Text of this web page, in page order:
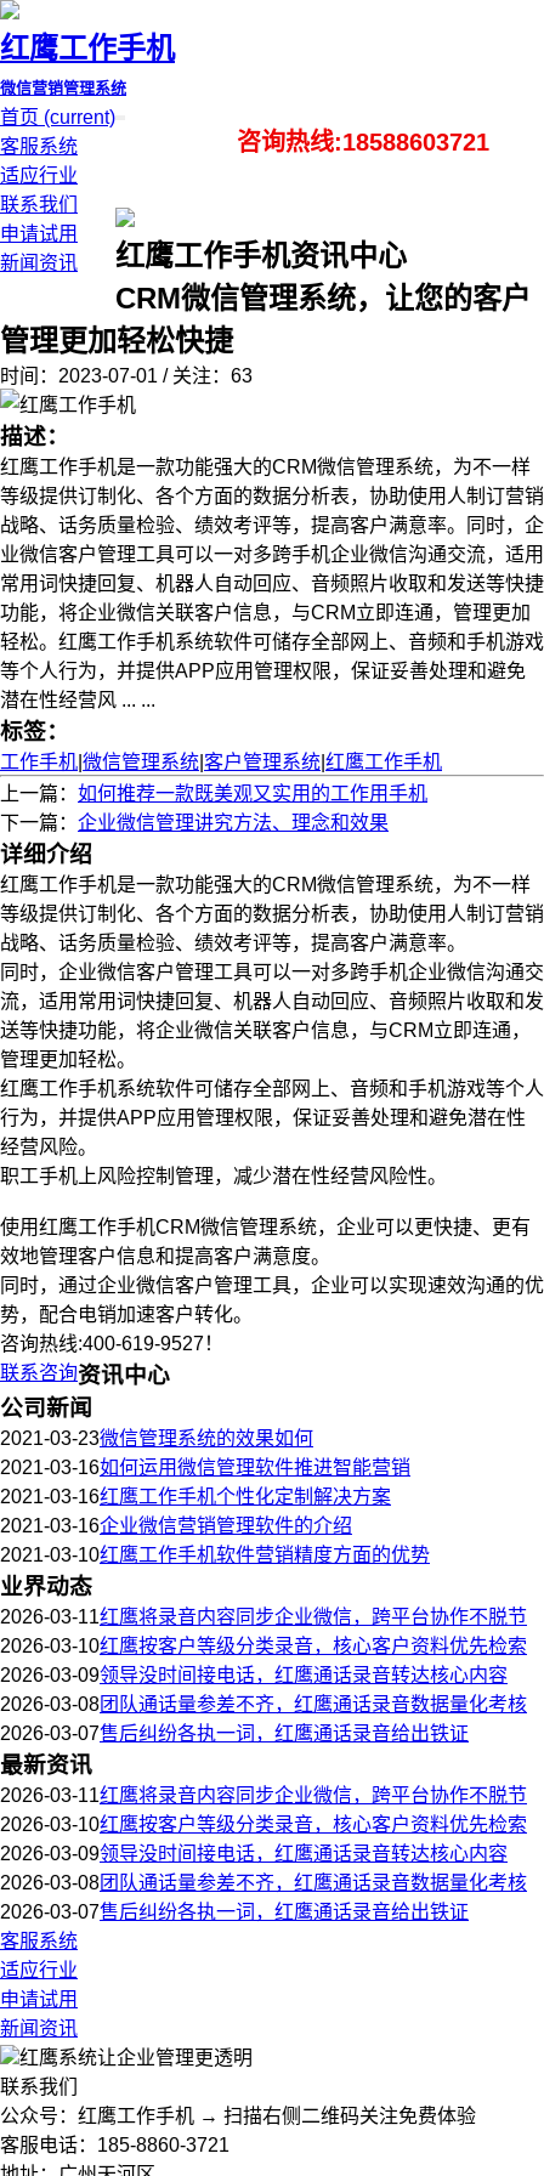
红鹰工作手机
微信营销管理系统
首页 (current)
客服系统
适应行业
联系我们
申请试用
新闻资讯
咨询热线:18588603721
红鹰工作手机资讯中心
CRM微信管理系统，让您的客户
管理更加轻松快捷
时间：2023-07-01 / 关注：63
描述：
红鹰工作手机是一款功能强大的CRM微信管理系统，为不一样
等级提供订制化、各个方面的数据分析表，协助使用人制订营销
战略、话务质量检验、绩效考评等，提高客户满意率。同时，企
业微信客户管理工具可以一对多跨手机企业微信沟通交流，适用
常用词快捷回复、机器人自动回应、音频照片收取和发送等快捷
功能，将企业微信关联客户信息，与CRM立即连通，管理更加
轻松。红鹰工作手机系统软件可储存全部网上、音频和手机游戏
等个人行为，并提供APP应用管理权限，保证妥善处理和避免
潜在性经营风 ... ...
标签：
工作手机 微信管理系统 客户管理系统 红鹰工作手机
上一篇： 如何推荐一款既美观又实用的工作用手机
下一篇： 企业微信管理讲究方法、理念和效果
详细介绍
红鹰工作手机是一款功能强大的CRM微信管理系统，为不一样
等级提供订制化、各个方面的数据分析表，协助使用人制订营销
战略、话务质量检验、绩效考评等，提高客户满意率。
同时，企业微信客户管理工具可以一对多跨手机企业微信沟通交
流，适用常用词快捷回复、机器人自动回应、音频照片收取和发
送等快捷功能，将企业微信关联客户信息，与CRM立即连通，
管理更加轻松。
红鹰工作手机系统软件可储存全部网上、音频和手机游戏等个人
行为，并提供APP应用管理权限，保证妥善处理和避免潜在性
经营风险。
职工手机上风险控制管理，减少潜在性经营风险性。
使用红鹰工作手机CRM微信管理系统，企业可以更快捷、更有
效地管理客户信息和提高客户满意度。
同时，通过企业微信客户管理工具，企业可以实现速效沟通的优
势，配合电销加速客户转化。
咨询热线:400-619-9527！
联系咨询资讯中心
公司新闻
2021-03-23微信管理系统的效果如何
2021-03-16如何运用微信管理软件推进智能营销
2021-03-16红鹰工作手机个性化定制解决方案
2021-03-16企业微信营销管理软件的介绍
2021-03-10红鹰工作手机软件营销精度方面的优势
业界动态
2026-03-11红鹰将录音内容同步企业微信，跨平台协作不脱节
2026-03-10红鹰按客户等级分类录音，核心客户资料优先检索
2026-03-09领导没时间接电话，红鹰通话录音转达核心内容
2026-03-08团队通话量参差不齐，红鹰通话录音数据量化考核
2026-03-07售后纠纷各执一词，红鹰通话录音给出铁证
最新资讯
2026-03-11红鹰将录音内容同步企业微信，跨平台协作不脱节
2026-03-10红鹰按客户等级分类录音，核心客户资料优先检索
2026-03-09领导没时间接电话，红鹰通话录音转达核心内容
2026-03-08团队通话量参差不齐，红鹰通话录音数据量化考核
2026-03-07售后纠纷各执一词，红鹰通话录音给出铁证
客服系统
适应行业
申请试用
新闻资讯
红鹰系统让企业管理更透明
联系我们
公众号：红鹰工作手机 → 扫描右侧二维码关注免费体验
客服电话：185-8860-3721